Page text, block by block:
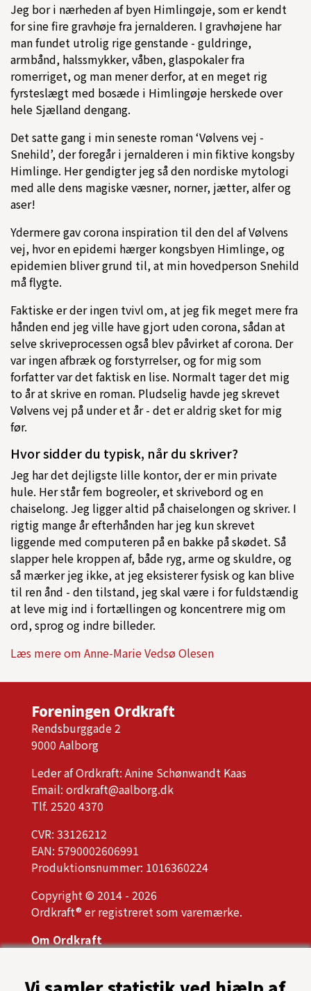
Jeg bor i nærheden af byen Himlingøje, som er kendt
for sine fire gravhøje fra jernalderen. I gravhøjene har
man fundet utrolig rige genstande - guldringe,
armbånd, halssmykker, våben, glaspokaler fra
romerriget, og man mener derfor, at en meget rig
fyrsteslægt med bosæde i Himlingøje herskede over
hele Sjælland dengang.
Det satte gang i min seneste roman ‘Vølvens vej -
Snehild’, der foregår i jernalderen i min fiktive kongsby
Himlinge. Her gendigter jeg så den nordiske mytologi
med alle dens magiske væsner, norner, jætter, alfer og
aser!
Ydermere gav corona inspiration til den del af Vølvens
vej, hvor en epidemi hærger kongsbyen Himlinge, og
epidemien bliver grund til, at min hovedperson Snehild
må flygte.
Faktiske er der ingen tvivl om, at jeg fik meget mere fra
hånden end jeg ville have gjort uden corona, sådan at
selve skriveprocessen også blev påvirket af corona. Der
var ingen afbræk og forstyrrelser, og for mig som
forfatter var det faktisk en lise. Normalt tager det mig
to år at skrive en roman. Pludselig havde jeg skrevet
Vølvens vej på under et år - det er aldrig sket for mig
før.
Hvor sidder du typisk, når du skriver?
Jeg har det dejligste lille kontor, der er min private
hule. Her står fem bogreoler, et skrivebord og en
chaiselong. Jeg ligger altid på chaiselongen og skriver. I
rigtig mange år efterhånden har jeg kun skrevet
liggende med computeren på en bakke på skødet. Så
slapper hele kroppen af, både ryg, arme og skuldre, og
så mærker jeg ikke, at jeg eksisterer fysisk og kan blive
til ren ånd - den tilstand, jeg skal være i for fuldstændig
at leve mig ind i fortællingen og koncentrere mig om
ord, sprog og indre billeder.
Læs mere om Anne-Marie Vedsø Olesen
Foreningen Ordkraft
Rendsburggade 2
9000 Aalborg
Leder af Ordkraft: Anine Schønwandt Kaas
Email: ordkraft@aalborg.dk
Tlf. 2520 4370
CVR: 33126212
EAN: 5790002606991
Produktionsnummer: 1016360224
Copyright © 2014 - 2026
Ordkraft® er registreret som varemærke.
Om Ordkraft